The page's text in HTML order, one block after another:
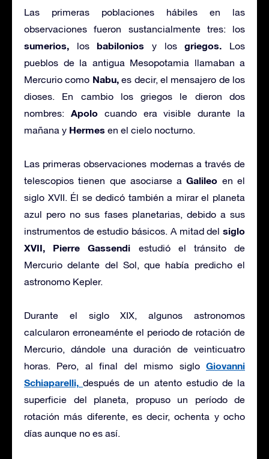
Las primeras poblaciones hábiles en las
observaciones fueron sustancialmente tres: los
sumerios, losbabilonios y losgriegos. Los
pueblos de la antigua Mesopotamia llamaban a
Mercurio como Nabu,es decir, el mensajero de los
dioses. En cambio los griegos le dieron dos
nombres: Apolocuando era visible durante la
mañana y Hermes en el cielo nocturno.
Las primeras observaciones modernas a través de
telescopios tienen que asociarse aGalileo en el
siglo XVII. Él se dedicó también a mirar el planeta
azul pero no sus fases planetarias, debido a sus
instrumentos de estudio básicos. A mitad del siglo
XVII,
Pierre Gassendi estudió el tránsito de
Mercurio delante del Sol, que había predicho el
astronomo Kepler.
Durante el siglo XIX, algunos astronomos
calcularon erroneaménte el periodo de rotación de
Mercurio, dándole una duración de veinticuatro
horas. Pero, al final del mismo siglo Giovanni
Schiaparelli, después de un atento estudio de la
superficie del planeta, propuso un período de
rotación más diferente, es decir, ochenta y ocho
días aunque no es así.